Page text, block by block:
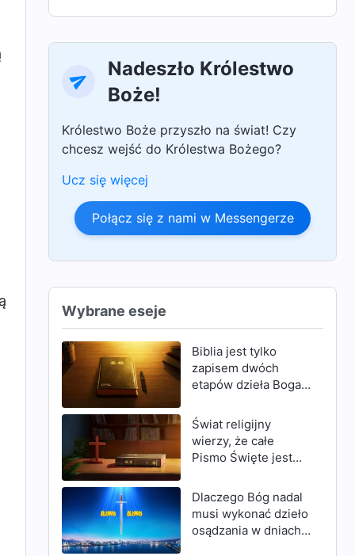
domu Bożego?
Nadeszło Królestwo
Boże!
Królestwo Boże przyszło na świat! Czy
chcesz wejść do Królestwa Bożego?
Ucz się więcej
Połącz się z nami w Messengerze
Wybrane eseje
Biblia jest tylko
zapisem dwóch
etapów dzieła Boga,
Prawa i Wiek Łaski;
nie jest zapisem
całego Bożego
dzieła
Świat religijny
wierzy, że całe
Pismo Święte jest
Boga i że całe składa
się ze słów Bożych;
ten pogląd jest
fałszywy
Dlaczego Bóg nadal
musi wykonać dzieło
osądzania w dniach